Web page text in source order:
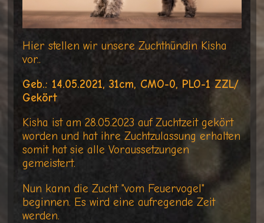
Hier stellen wir unsere Zuchthündin Kisha
vor..
Geb.: 14.05.2021, 31cm, CMO-0, PLO-1 ZZL/
Gekört
Kisha ist am 28.05.2023 auf Zuchtzeit gekört
worden und hat ihre Zuchtzulassung erhalten
somit hat sie alle Voraussetzungen
gemeistert.
Nun kann die Zucht "vom Feuervogel"
beginnen. Es wird eine aufregende Zeit
werden.